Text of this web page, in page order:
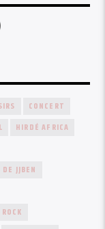
CONCERT
HIRDÉ AFRICA
JJBEN